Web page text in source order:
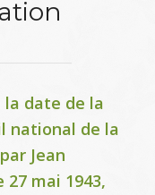
la date de la
national de la
Jean
27 mai 1943,